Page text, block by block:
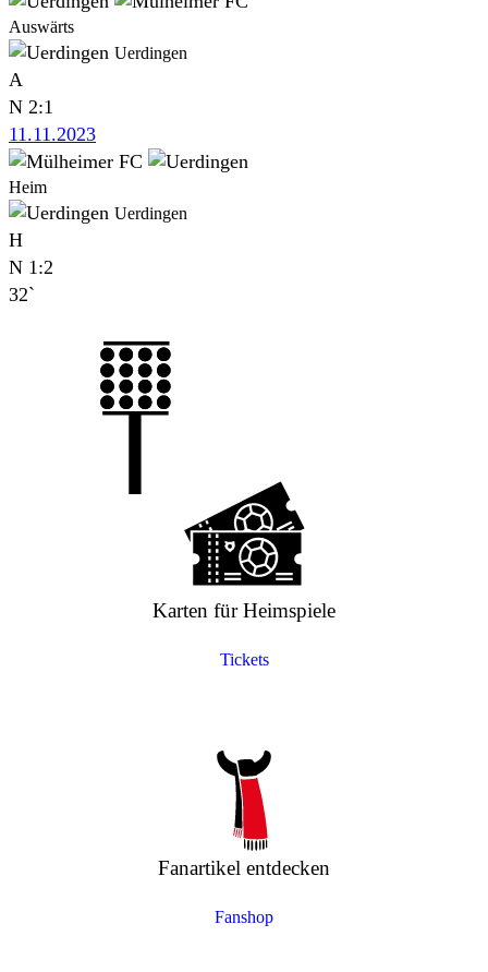
Auswärts
Uerdingen
A
N 2:1
11.11.2023
Heim
Uerdingen
H
N 1:2
32`
Karten für Heimspiele
Tickets
Fanartikel entdecken
Fanshop